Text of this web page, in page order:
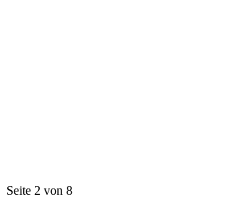
Seite 2 von 8